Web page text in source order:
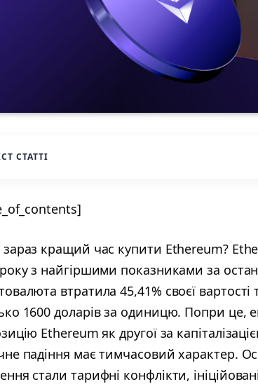
СТАТТІ
кращий час купити Ethereum?
з найгіршими показниками за
втратила 45,41% своєї вартості
1600 доларів за одиницю. Попри це,
Ethereum як другої за
падіння має тимчасовий характер.
стали тарифні конфлікти,